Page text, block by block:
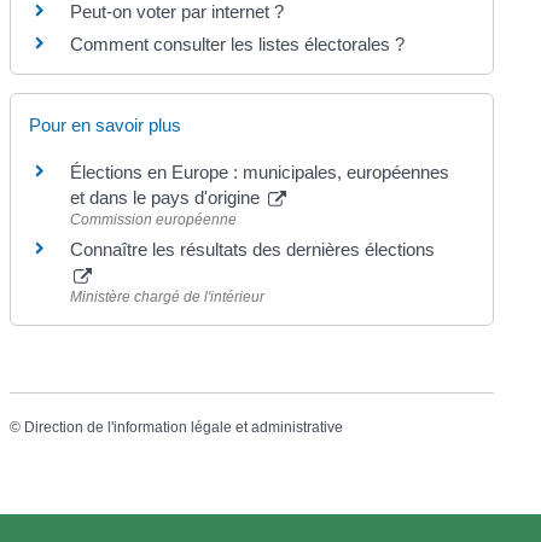
Peut-on voter par internet ?
Comment consulter les listes électorales ?
Pour en savoir plus
Élections en Europe : municipales, européennes
et dans le pays d'origine
Commission européenne
Connaître les résultats des dernières élections
Ministère chargé de l'intérieur
© Direction de l'information légale et administrative